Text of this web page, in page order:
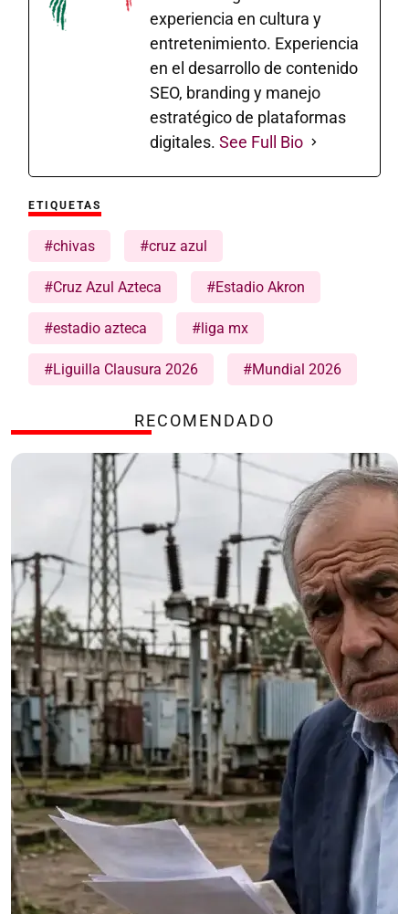
experiencia en cultura y
entretenimiento. Experiencia
en el desarrollo de contenido
SEO, branding y manejo
estratégico de plataformas
digitales. See Full Bio
ETIQUETAS
#chivas #cruz azul
#Cruz Azul Azteca #Estadio Akron
#estadio azteca #liga mx
#Liguilla Clausura 2026 #Mundial 2026
RECOMENDADO